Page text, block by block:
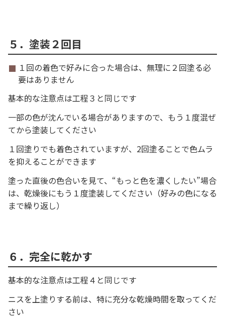
５．塗装２回目
１回の着色で好みに合った場合は、無理に２回塗る必
要はありません
基本的な注意点は工程３と同じです
一部の色が沈んでいる場合がありますので、もう１度混ぜ
てから塗装してください
１回塗りでも着色されていますが、2回塗ることで色ムラ
を抑えることができます
塗った直後の色合いを見て、“もっと色を濃くしたい”場合
は、乾燥後にもう１度塗装してください（好みの色になる
まで繰り返し）
６．完全に乾かす
基本的な注意点は工程４と同じです
ニスを上塗りする前は、特に充分な乾燥時間を取ってくだ
さい